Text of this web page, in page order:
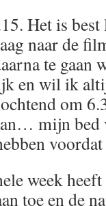
Het is
naar de
te gaan
en wil ik
om
mijn bed
week
toe en de